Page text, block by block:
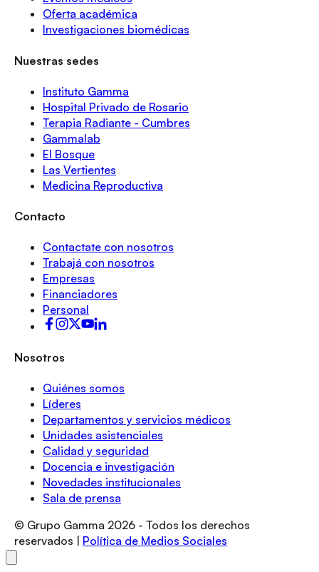
Oferta académica
Investigaciones biomédicas
Nuestras sedes
Instituto Gamma
Hospital Privado de Rosario
Terapia Radiante - Cumbres
Gammalab
El Bosque
Las Vertientes
Medicina Reproductiva
Contacto
Contactate con nosotros
Trabajá con nosotros
Empresas
Financiadores
Personal
Nosotros
Quiénes somos
Líderes
Departamentos y servicios médicos
Unidades asistenciales
Calidad y seguridad
Docencia e investigación
Novedades institucionales
Sala de prensa
© Grupo Gamma 2026 - Todos los derechos
reservados | Política de Medios Sociales